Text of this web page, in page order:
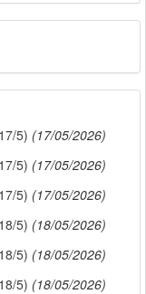
5) (17/05/2026)
5) (17/05/2026)
5) (17/05/2026)
5) (18/05/2026)
5) (18/05/2026)
5) (18/05/2026)